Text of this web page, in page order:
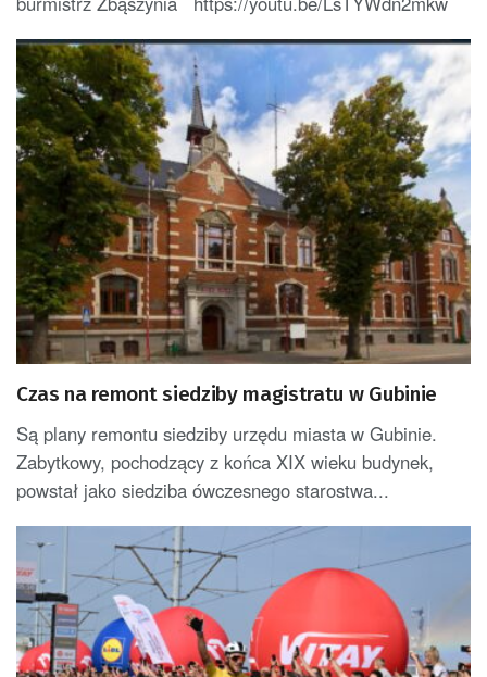
Czas na remont siedziby magistratu w Gubinie
Są plany remontu siedziby urzędu miasta w Gubinie.
Zabytkowy, pochodzący z końca XIX wieku budynek,
powstał jako siedziba ówczesnego starostwa...